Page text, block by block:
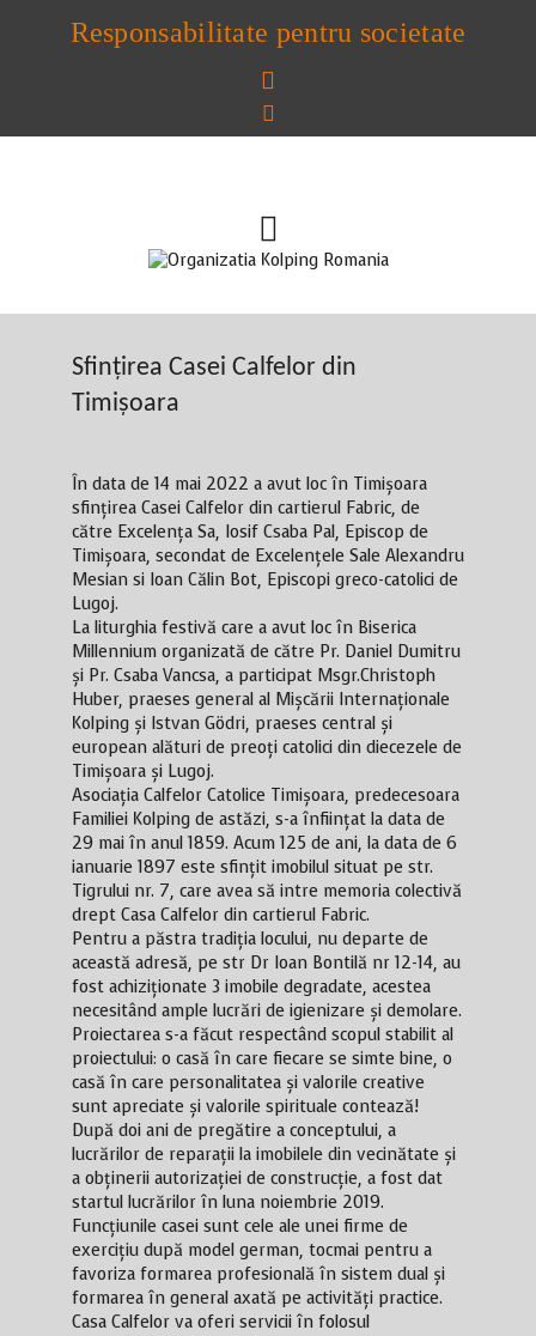
Responsabilitate pentru societate
Sfințirea Casei Calfelor din
Timișoara
În data de 14 mai 2022 a avut loc în Timișoara
sfințirea Casei Calfelor din cartierul Fabric, de
către Excelența Sa, Iosif Csaba Pal, Episcop de
Timișoara, secondat de Excelențele Sale Alexandru
Mesian si Ioan Călin Bot, Episcopi greco-catolici de
Lugoj.
La liturghia festivă care a avut loc în Biserica
Millennium organizată de către Pr. Daniel Dumitru
și Pr. Csaba Vancsa, a participat Msgr.Christoph
Huber, praeses general al Mișcării Internaționale
Kolping și Istvan Gödri, praeses central și
european alături de preoți catolici din diecezele de
Timișoara și Lugoj.
Asociația Calfelor Catolice Timișoara, predecesoara
Familiei Kolping de astăzi, s-a înființat la data de
29 mai în anul 1859. Acum 125 de ani, la data de 6
ianuarie 1897 este sfințit imobilul situat pe str.
Tigrului nr. 7, care avea să intre memoria colectivă
drept Casa Calfelor din cartierul Fabric.
Pentru a păstra tradiția locului, nu departe de
această adresă, pe str Dr Ioan Bontilă nr 12-14, au
fost achiziționate 3 imobile degradate, acestea
necesitând ample lucrări de igienizare și demolare.
Proiectarea s-a făcut respectând scopul stabilit al
proiectului: o casă în care fiecare se simte bine, o
casă în care personalitatea și valorile creative
sunt apreciate și valorile spirituale contează!
După doi ani de pregătire a conceptului, a
lucrărilor de reparații la imobilele din vecinătate și
a obținerii autorizației de construcție, a fost dat
startul lucrărilor în luna noiembrie 2019.
Funcțiunile casei sunt cele ale unei firme de
exercițiu după model german, tocmai pentru a
favoriza formarea profesională în sistem dual și
formarea în general axată pe activități practice.
Casa Calfelor va oferi servicii în folosul